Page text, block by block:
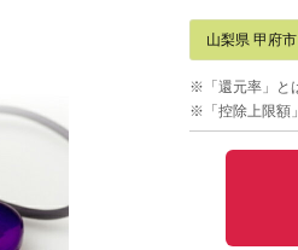
山梨県 甲府市
※「還元率」と
※「控除上限額